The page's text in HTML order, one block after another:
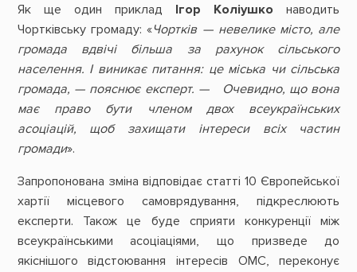
Як ще один приклад Ігор Коліушко наводить
Чортківську громаду: «Чортків — невелике місто, але
громада вдвічі більша за рахунок сільського
населення. І виникає питання: це міська чи сільська
громада, — пояснює експерт. — Очевидно, що вона
має право бути членом двох всеукраїнських
асоціацій, щоб захищати інтереси всіх частин
громади».
Запропонована зміна відповідає статті 10 Європейської
хартії місцевого самоврядування, підкреслюють
експерти. Також це буде сприяти конкуренції між
всеукраїнськими асоціаціями, що призведе до
якіснішого відстоювання інтересів ОМС, переконує